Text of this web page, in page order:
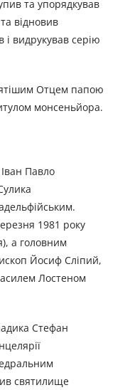
та упорядкував
відновив
і видрукував серію
Отцем папою
монсеньйора.
Павло
1981 року
а головним
Йосиф Сліпий,
Лостеном
Стефан
святилище